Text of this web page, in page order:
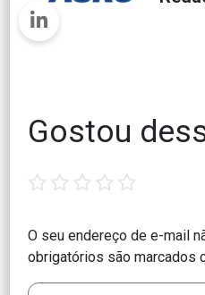
Gostou
O seu endereço de e-mail
obrigatórios são marcados
star stars stars stars stars